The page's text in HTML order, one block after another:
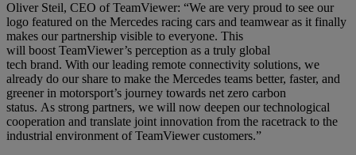
Oliver Steil, CEO of TeamViewer: “We are very proud to see our
logo featured on the Mercedes racing cars and teamwear as it finally
makes our partnership visible to everyone. This
will boost TeamViewer’s perception as a truly global
tech brand. With our leading remote connectivity solutions, we
already do our share to make the Mercedes teams better, faster, and
greener in motorsport’s journey towards net zero carbon
status. As strong partners, we will now deepen our technological
cooperation and translate joint innovation from the racetrack to the
industrial environment of TeamViewer customers.”